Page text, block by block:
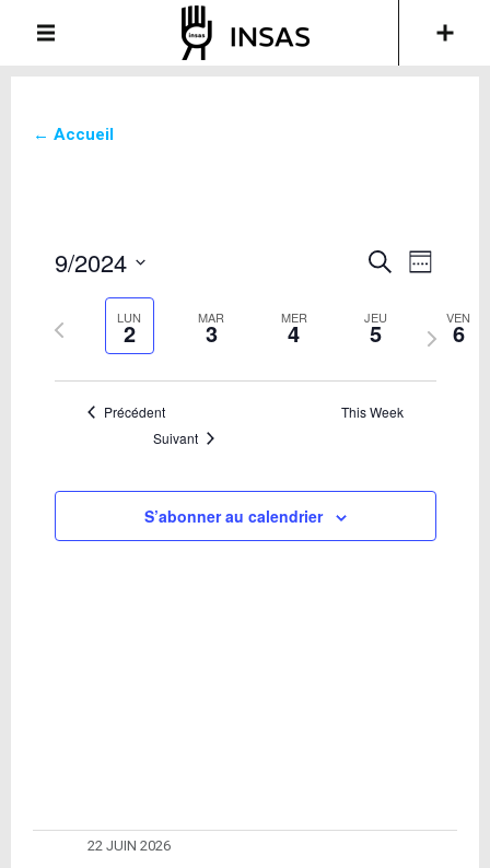
← Accueil
Recherche
navigation
de
Recherche
Week
9/2024
date
LUN
2 MAR
3 MER
4 JEU
5 VEN
6
Semaine
précédente
Semaine
Précédent
This Week
Suivant
S’abonner au calendrier
22 JUIN 2026